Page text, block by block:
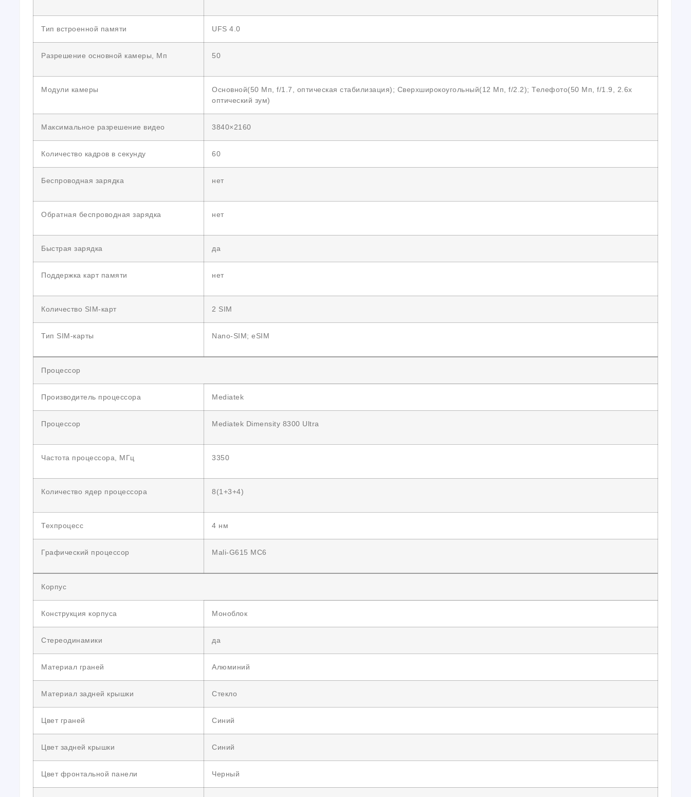
Тип встроенной памяти UFS 4.0
Разрешение основной камеры, Мп 50
Модули камеры
Основной(50 Мп, f/1.7, оптическая стабилизация); Сверхширокоугольный(12 Мп, f/2.2); Телефото(50 Мп, f/1.9, 2.6x
оптический зум)
Максимальное разрешение видео 3840×2160
Количество кадров в секунду 60
Беспроводная зарядка нет
Обратная беспроводная зарядка нет
Быстрая зарядка да
Поддержка карт памяти нет
Количество SIM-карт 2 SIM
Тип SIM-карты Nano-SIM; eSIM
Процессор
Производитель процессора Mediatek
Процессор Mediatek Dimensity 8300 Ultra
Частота процессора, МГц 3350
Количество ядер процессора 8(1+3+4)
Техпроцесс 4 нм
Графический процессор Mali-G615 MC6
Корпус
Конструкция корпуса Моноблок
Стереодинамики да
Материал граней Алюминий
Материал задней крышки Стекло
Цвет граней Синий
Цвет задней крышки Синий
Цвет фронтальной панели Черный